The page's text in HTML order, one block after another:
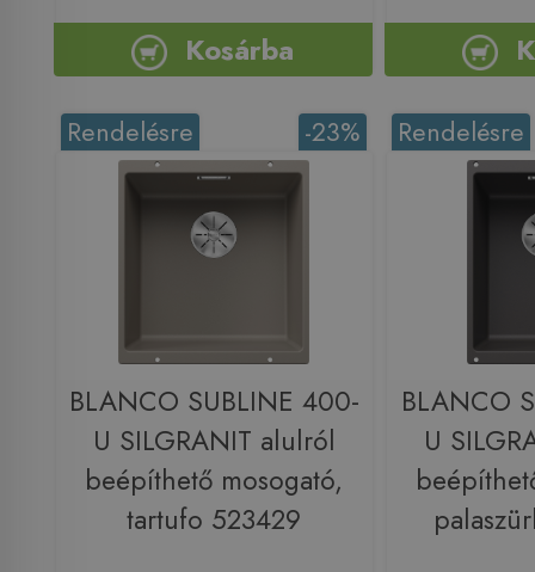
Kosárba
-23%
Rendelésre
BLANCO SUBLINE 400-
U SILGRANIT alulról
beépíthető mosogató,
tartufo 523429
Rendelésre
BLANCO
U